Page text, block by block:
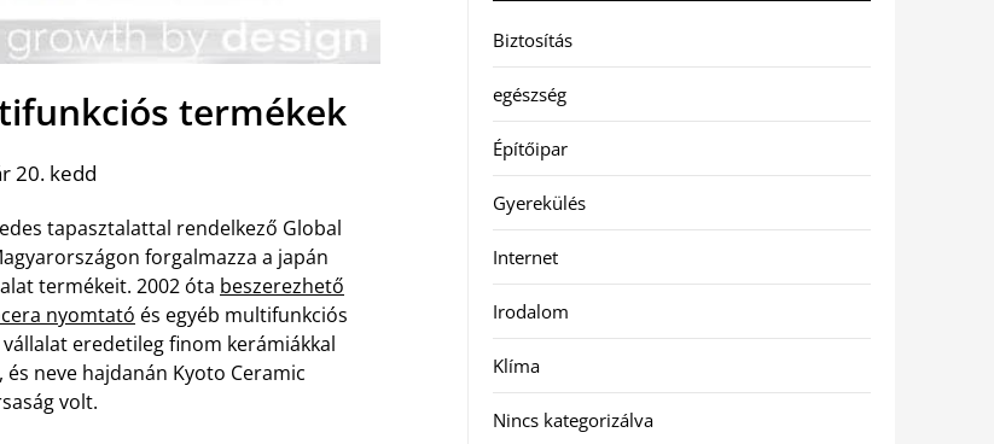
termékek
20. kedd
tapasztalattal rendelkező Global
forgalmazza a japán
termékeit. 2002 óta beszerezhető
nyomtató és egyéb multifunkciós
eredetileg finom kerámiákkal
neve hajdanán Kyoto Ceramic
volt.
Biztosítás
egészség
Építőipar
Gyerekülés
Internet
Irodalom
Klíma
Nincs kategorizálva